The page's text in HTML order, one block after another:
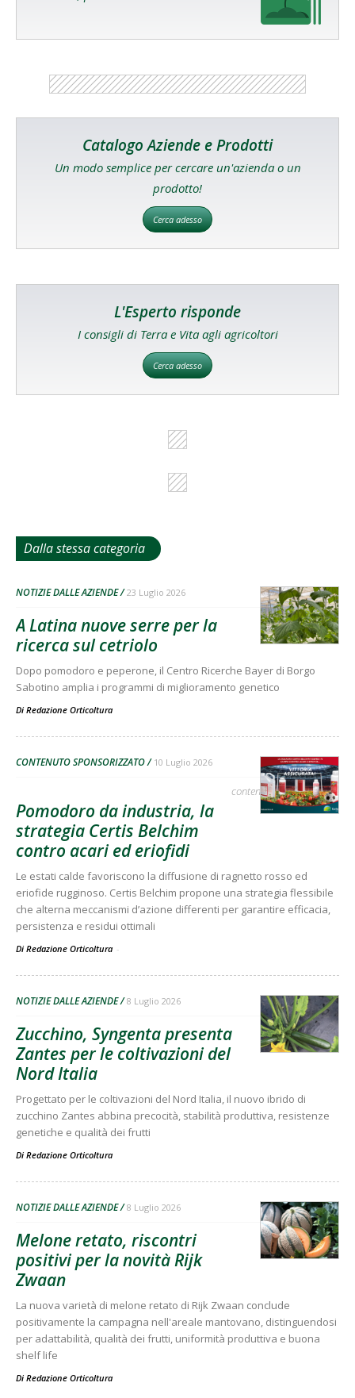
Catalogo Aziende e Prodotti
Un modo semplice per cercare un'azienda o un
prodotto!
Cerca adesso
L'Esperto risponde
I consigli di Terra e Vita agli agricoltori
Cerca adesso
Dalla stessa categoria
NOTIZIE DALLE AZIENDE 23 Luglio 2026
A Latina nuove serre per la
ricerca sul cetriolo
Dopo pomodoro e peperone, il Centro Ricerche Bayer di Borgo
Sabotino amplia i programmi di miglioramento genetico
Di Redazione Orticoltura
CONTENUTO SPONSORIZZATO 10 Luglio 2026
contenuto sponsorizzato
Pomodoro da industria, la
strategia Certis Belchim
contro acari ed eriofidi
Le estati calde favoriscono la diffusione di ragnetto rosso ed
eriofide rugginoso. Certis Belchim propone una strategia flessibile
che alterna meccanismi d’azione differenti per garantire efficacia,
persistenza e residui ottimali
Di Redazione Orticoltura -
NOTIZIE DALLE AZIENDE 8 Luglio 2026
Zucchino, Syngenta presenta
Zantes per le coltivazioni del
Nord Italia
Progettato per le coltivazioni del Nord Italia, il nuovo ibrido di
zucchino Zantes abbina precocità, stabilità produttiva, resistenze
genetiche e qualità dei frutti
Di Redazione Orticoltura
NOTIZIE DALLE AZIENDE 8 Luglio 2026
Melone retato, riscontri
positivi per la novità Rijk
Zwaan
La nuova varietà di melone retato di Rijk Zwaan conclude
positivamente la campagna nell'areale mantovano, distinguendosi
per adattabilità, qualità dei frutti, uniformità produttiva e buona
shelf life
Di Redazione Orticoltura